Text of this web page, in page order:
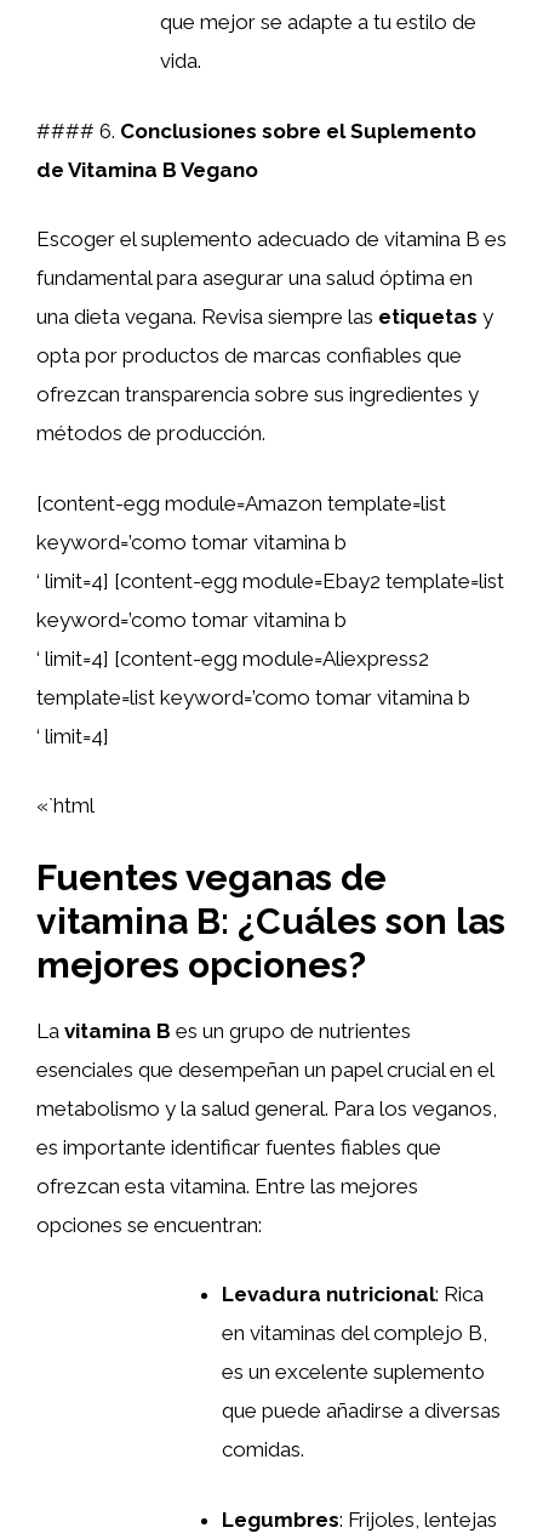
que mejor se adapte a tu estilo de
vida.
#### 6. Conclusiones sobre el Suplemento
de Vitamina B Vegano
Escoger el suplemento adecuado de vitamina B es
fundamental para asegurar una salud óptima en
una dieta vegana. Revisa siempre las etiquetas y
opta por productos de marcas confiables que
ofrezcan transparencia sobre sus ingredientes y
métodos de producción.
[content-egg module=Amazon template=list
keyword=’como tomar vitamina b
‘ limit=4] [content-egg module=Ebay2 template=list
keyword=’como tomar vitamina b
‘ limit=4] [content-egg module=Aliexpress2
template=list keyword=’como tomar vitamina b
‘ limit=4]
«`html
Fuentes veganas de
vitamina B: ¿Cuáles son las
mejores opciones?
La vitamina B es un grupo de nutrientes
esenciales que desempeñan un papel crucial en el
metabolismo y la salud general. Para los veganos,
es importante identificar fuentes fiables que
ofrezcan esta vitamina. Entre las mejores
opciones se encuentran:
Levadura nutricional: Rica
en vitaminas del complejo B,
es un excelente suplemento
que puede añadirse a diversas
comidas.
Legumbres: Frijoles, lentejas